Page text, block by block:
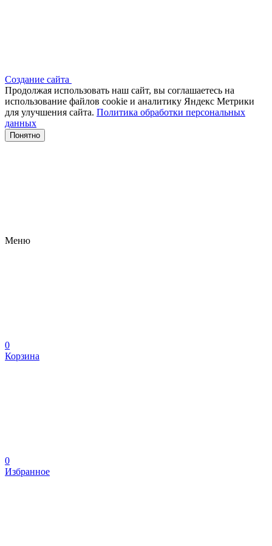
Создание сайта
Продолжая использовать наш сайт, вы соглашаетесь на
использование файлов сооkіе и аналитику Яндекс Метрики
для улучшения сайта. Политика обработки персональных
данных
Понятно
Меню
0
Корзина
0
Избранное